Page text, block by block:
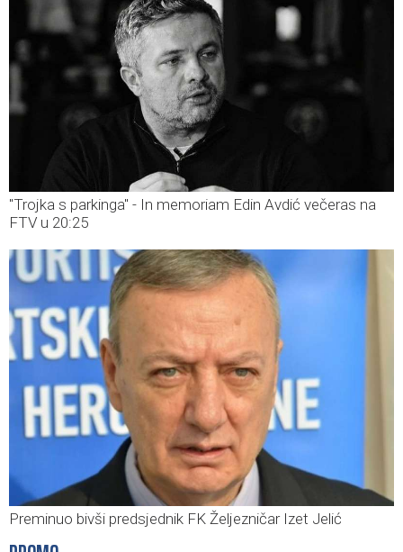
"Trojka s parkinga" - In memoriam Edin Avdić večeras na
FTV u 20:25
Preminuo bivši predsjednik FK Željezničar Izet Jelić